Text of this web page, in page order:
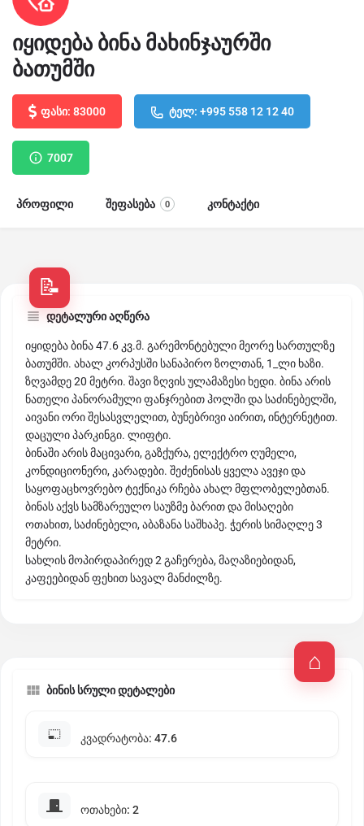
იყიდება ბინა მახინჯაურში
ბათუმში
ფასი: 83000 ტელ: +995 558 12 12 40
7007
პროფილი შეფასება 0 კონტაქტი
დეტალური აღწერა
იყიდება ბინა 47.6 კვ.მ. გარემონტებული მეორე სართულზე
ბათუმში. ახალ კორპუსში სანაპირო ზოლთან, 1_ლი ხაზი.
ზღვამდე 20 მეტრი. შავი ზღვის ულამაზესი ხედი. ბინა არის
ნათელი პანორამული ფანჯრებით ჰოლში და საძინებელში,
აივანი ორი შესასვლელით, ბუნებრივი აირით, ინტერნეტით.
დაცული პარკინგი. ლიფტი.
ბინაში არის მაცივარი, გაზქურა, ელექტრო ღუმელი,
კონდიციონერი, კარადები. შეძენისას ყველა ავეჯი და
საყოფაცხოვრებო ტექნიკა რჩება ახალ მფლობელებთან.
ბინას აქვს სამზარეულო საუზმე ბარით და მისაღები
ოთახით, საძინებელი, აბაზანა საშხაპე. ჭერის სიმაღლე 3
მეტრი.
სახლის მოპირდაპირედ 2 გაჩერება, მაღაზიებიდან,
კაფეებიდან ფეხით სავალ მანძილზე.
ბინის სრული დეტალები
კვადრატობა: 47.6
ოთახები: 2